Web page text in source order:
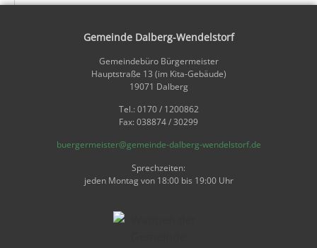
Gemeinde Dalberg-Wendelstorf
Gemeindebüro Bürgermeister
Hauptstraße 13 (im Kita-Gebäude)
19071 Dalberg
Tel.: 0170 / 1200862
Fax: 038874 / 30299
buergermeister@gemeinde-dalberg-wendelstorf.de
Sprechzeiten:
jeden Montag von 18:00 bis 19:00 Uhr